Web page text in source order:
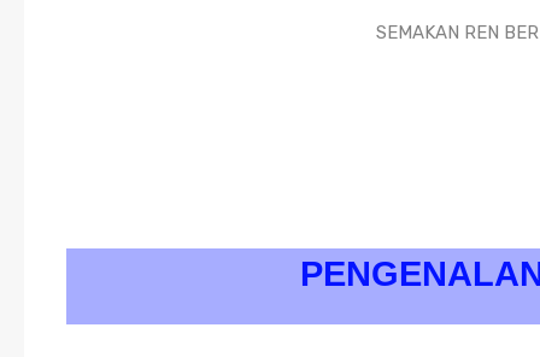
SEMAKAN REN